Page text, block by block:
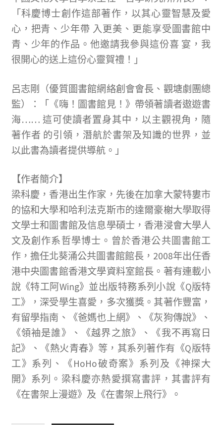
「科慶博士創作這部著作，以其心靈智慧及愛
心，把青、少年帶 入更美、更能享受圖書館中
青、少年的作品。他邀請我參與這份喜 宴，我
很開心的送上這份心靈賀禮！」
呂志剛（優質圖書館網絡創會會長、觀塘劇團總
監）：「《嗨！圖書館見！》帶領著讀者遨遊書
海…… 這可使讀者置身其中，以主觀視角，隨
著作者 的引領，潛航於書架及知識的世界，並
以此書為讀者提供導航。」
【作者簡介】
梁科慶，香港出生作家，先後在加拿大蒙特婁市
的協和大學和哈利法克斯市的達爾豪榭大學取得
文學士和圖書館及信息學碩士，香港浸會大學人
文及創作系哲學博士。曾於香港公共圖書館工
作，擔任北葵涌公共圖書館館長，2008年出任香
港中央圖書館香港文學資料室館長。著有連載小
說《特工阿Wing》並出版特務系列小說《Q版特
工》，深受學生喜愛，多次獲獎。其著作豐富，
有留學指南、《爸媽也上網》、《灰狗傳說》、
《領袖是誰》、《越界之旅》、《我不再寫日
記》、《熱火青春》等，其系列著作有《Q版特
工》系列、《HoHo破奇案》系列及《神探大
開》系列。梁科慶亦熱愛撰寫書評，其書評有
《在書架上漫遊》及《在書架上飛行》。